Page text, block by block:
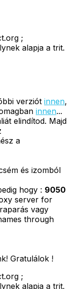
;
alapja a trit.
verziót innen,
innen...
elindítod. Majd
a
és izomból
hogy : 9050
server for
vagy
through
Gratulálok !
;
alapja a trit.